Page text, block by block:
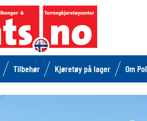
Tilbehør Kjøretøy på lager Om